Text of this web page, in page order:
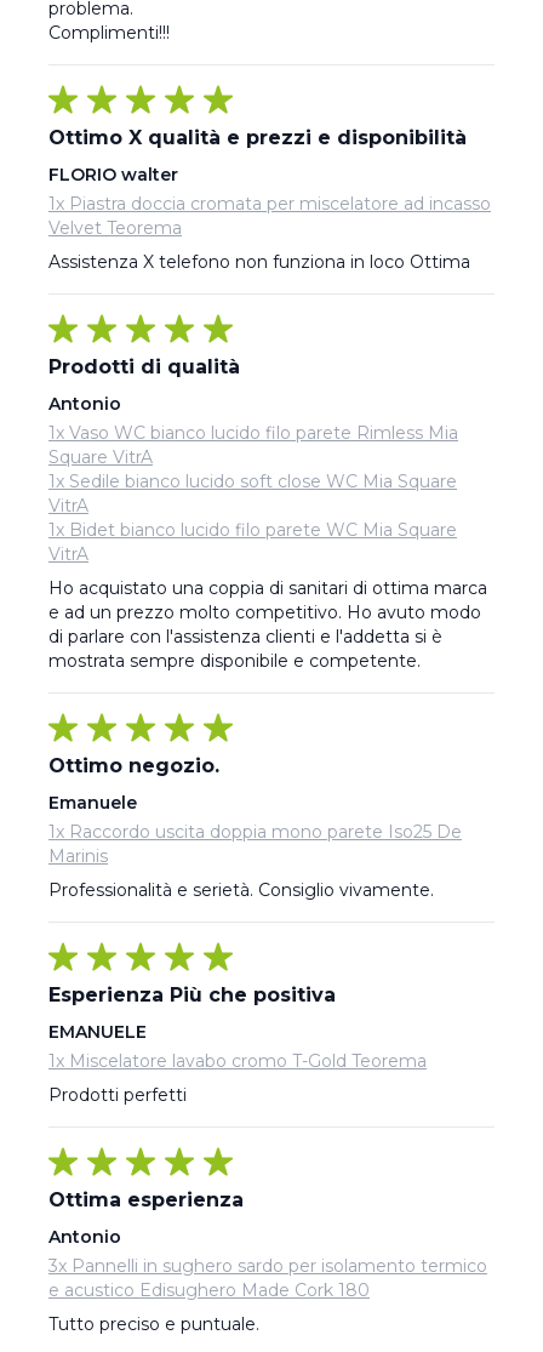
problema.
Complimenti!!!
Ottimo X qualità e prezzi e disponibilità
FLORIO walter
1x Piastra doccia cromata per miscelatore ad incasso
Velvet Teorema
Assistenza X telefono non funziona in loco Ottima
Prodotti di qualità
Antonio
1x Vaso WC bianco lucido filo parete Rimless Mia
Square VitrA
1x Sedile bianco lucido soft close WC Mia Square
VitrA
1x Bidet bianco lucido filo parete WC Mia Square
VitrA
Ho acquistato una coppia di sanitari di ottima marca
e ad un prezzo molto competitivo. Ho avuto modo
di parlare con l'assistenza clienti e l'addetta si è
mostrata sempre disponibile e competente.
Ottimo negozio.
Emanuele
1x Raccordo uscita doppia mono parete Iso25 De
Marinis
Professionalità e serietà. Consiglio vivamente.
Esperienza Più che positiva
EMANUELE
1x Miscelatore lavabo cromo T-Gold Teorema
Prodotti perfetti
Ottima esperienza
Antonio
3x Pannelli in sughero sardo per isolamento termico
e acustico Edisughero Made Cork 180
Tutto preciso e puntuale.